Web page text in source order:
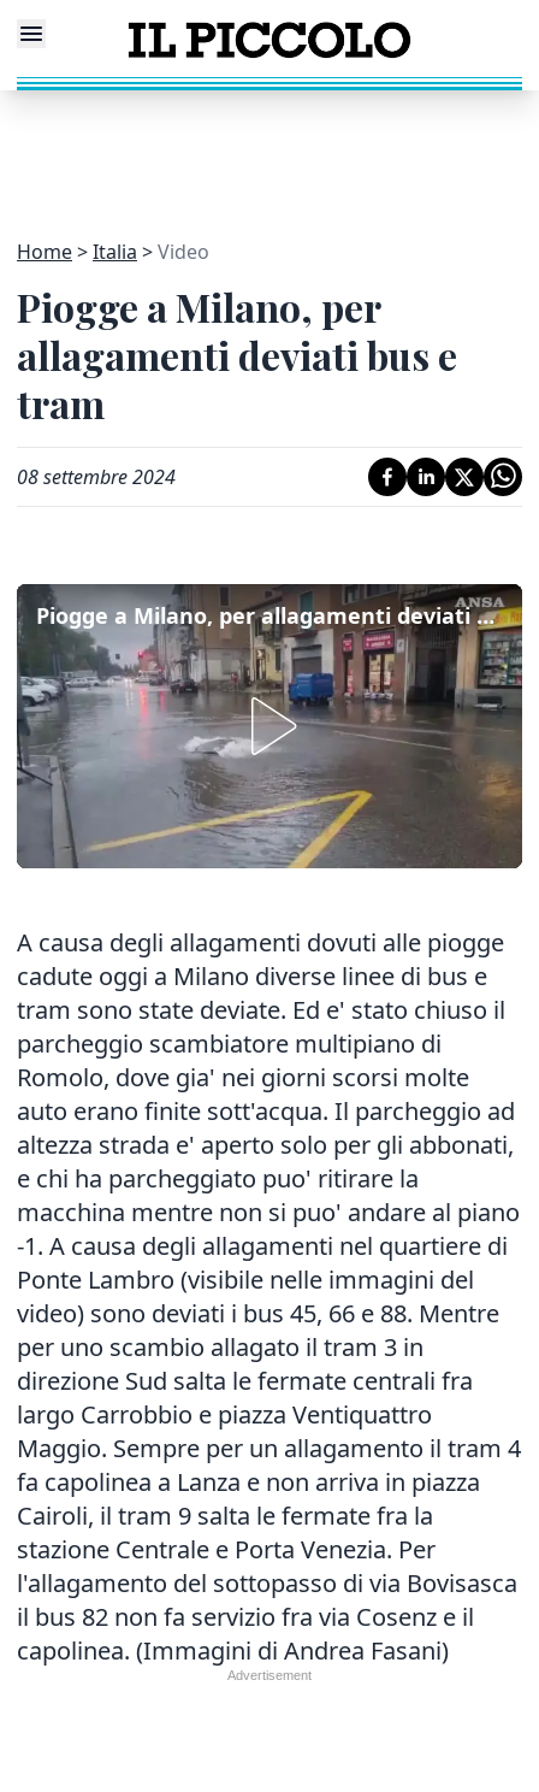
Home Italia Video
Piogge a Milano, per
allagamenti deviati bus e
tram
08 settembre 2024
Piogge a Milano, per allagamenti deviati bus e tram
A causa degli allagamenti dovuti alle piogge
cadute oggi a Milano diverse linee di bus e
tram sono state deviate. Ed e' stato chiuso il
parcheggio scambiatore multipiano di
Romolo, dove gia' nei giorni scorsi molte
auto erano finite sott'acqua. Il parcheggio ad
altezza strada e' aperto solo per gli abbonati,
e chi ha parcheggiato puo' ritirare la
macchina mentre non si puo' andare al piano
-1. A causa degli allagamenti nel quartiere di
Ponte Lambro (visibile nelle immagini del
video) sono deviati i bus 45, 66 e 88. Mentre
per uno scambio allagato il tram 3 in
direzione Sud salta le fermate centrali fra
largo Carrobbio e piazza Ventiquattro
Maggio. Sempre per un allagamento il tram 4
fa capolinea a Lanza e non arriva in piazza
Cairoli, il tram 9 salta le fermate fra la
stazione Centrale e Porta Venezia. Per
l'allagamento del sottopasso di via Bovisasca
il bus 82 non fa servizio fra via Cosenz e il
capolinea. (Immagini di Andrea Fasani)